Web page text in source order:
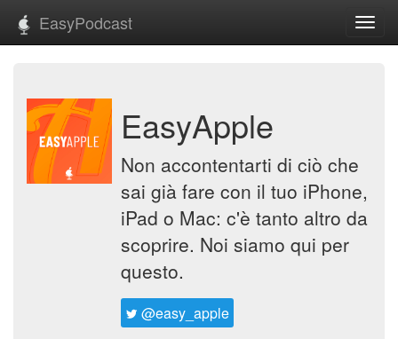
EasyPodcast
EasyApple
Non accontentarti di ciò che
sai già fare con il tuo iPhone,
iPad o Mac: c'è tanto altro da
scoprire. Noi siamo qui per
questo.
@easy_apple